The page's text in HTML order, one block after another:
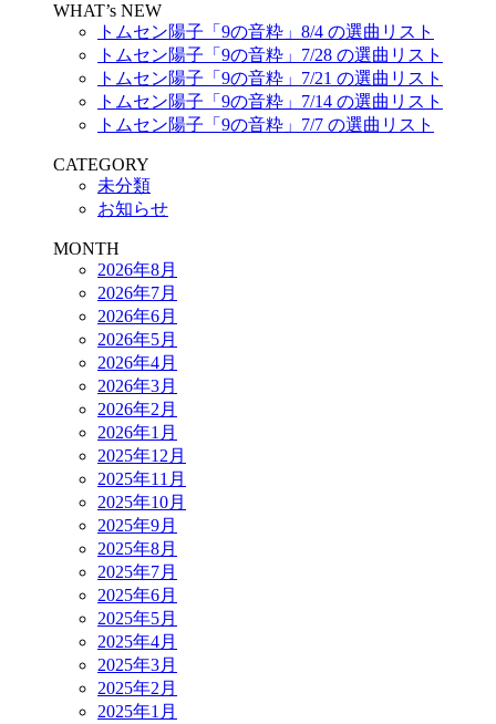
WHAT’s NEW
トムセン陽子「9の音粋」8/4 の選曲リスト
トムセン陽子「9の音粋」7/28 の選曲リスト
トムセン陽子「9の音粋」7/21 の選曲リスト
トムセン陽子「9の音粋」7/14 の選曲リスト
トムセン陽子「9の音粋」7/7 の選曲リスト
CATEGORY
未分類
お知らせ
MONTH
2026年8月
2026年7月
2026年6月
2026年5月
2026年4月
2026年3月
2026年2月
2026年1月
2025年12月
2025年11月
2025年10月
2025年9月
2025年8月
2025年7月
2025年6月
2025年5月
2025年4月
2025年3月
2025年2月
2025年1月